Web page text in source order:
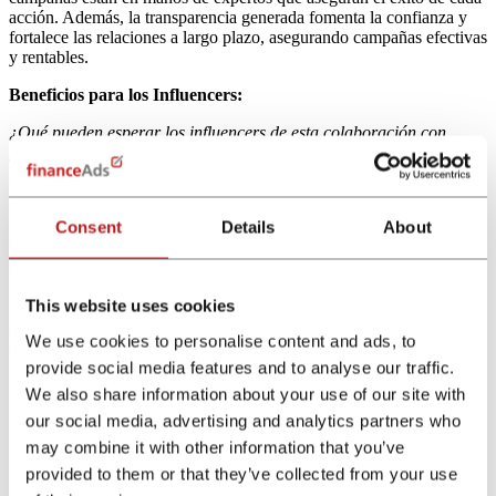
Consent Details About
This website uses cookies
We use cookies to personalise content and ads, to
provide social media features and to analyse our traffic.
We also share information about your use of our site with
our social media, advertising and analytics partners who
may combine it with other information that you’ve
provided to them or that they’ve collected from your use
acción. Además, la transparencia generada fomenta la confianza y
fortalece las relaciones a largo plazo, asegurando campañas efectivas
y rentables.
Beneficios para los Influencers:
¿Qué pueden esperar los influencers de esta colaboración con
financeAds e Influentia?
financiero, con oportunidades de colaboración que no solo son
hacer: generar contenido atractivo y relevante para sus audiencias,
campañas. Además, las alianzas estratégicas con marcas de prestigio
les permiten mejorar su visibilidad y aumentar su crecimiento en un
sector altamente competitivo.
¿Cómo mejora esta colaboración la relación entre los influencers y
las marcas del sector financiero?
La colaboración facilita una relación más directa y profesional entre